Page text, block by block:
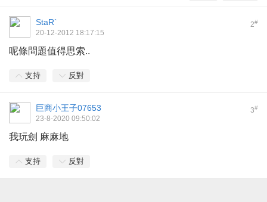
2#
StaR`
20-12-2012 18:17:15
呢條問題值得思索..
支持 反對
3#
巨商小王子07653
23-8-2020 09:50:02
我玩劍 麻麻地
支持 反對